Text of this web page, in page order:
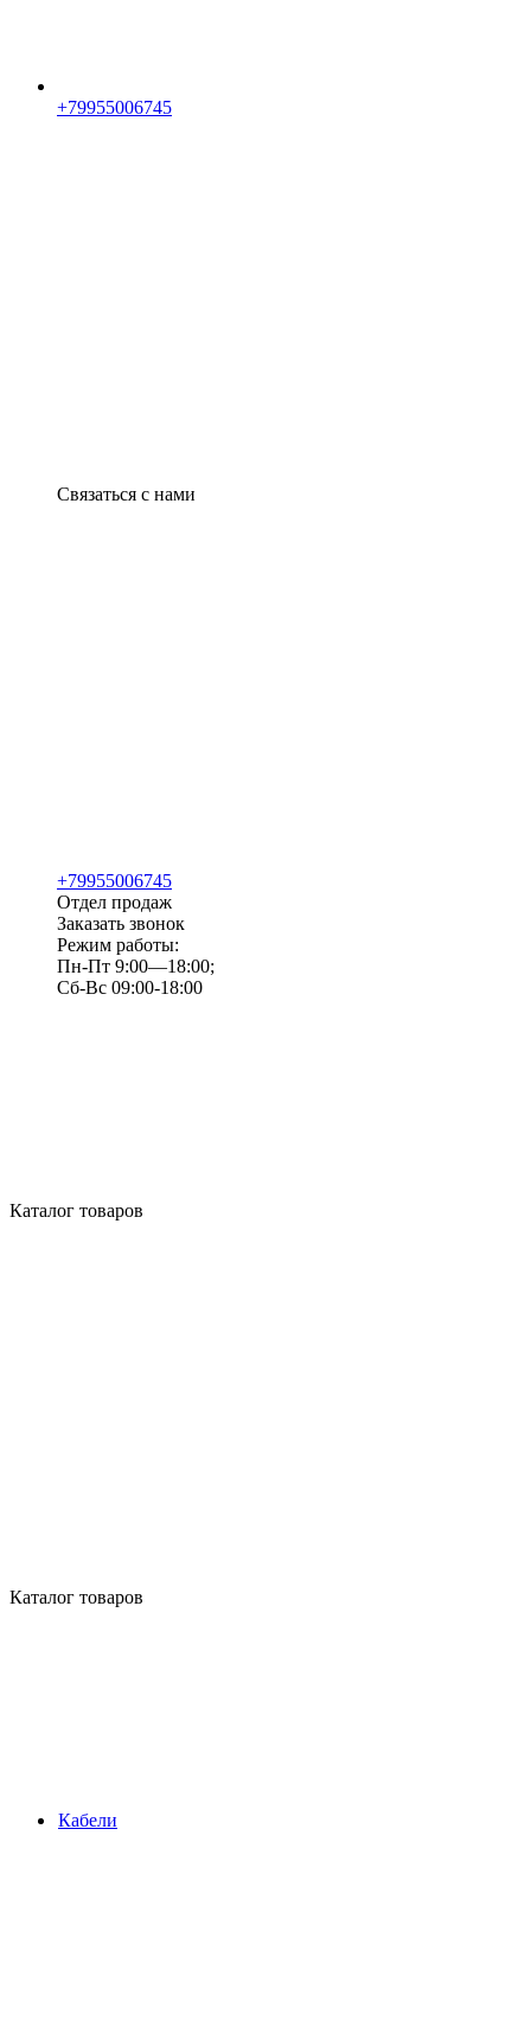
+79955006745
Связаться с нами
+79955006745
Отдел продаж
Заказать звонок
Режим работы:
Пн-Пт 9:00—18:00;
Сб-Вс 09:00-18:00
Каталог товаров
Каталог товаров
Кабели